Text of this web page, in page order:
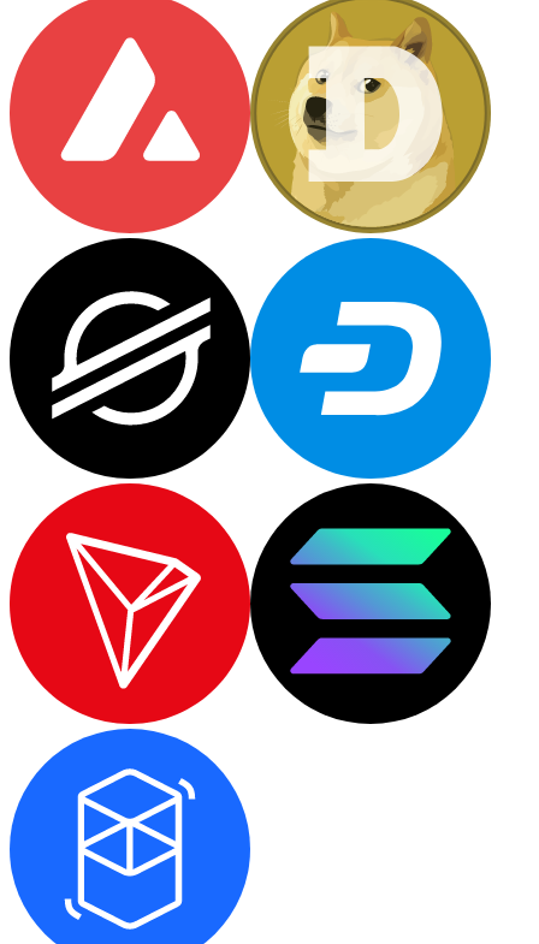
Litecoin
XRP
XRP
Vedi tutto
Buoni cripto
Acquista criptovalute in contanti e altri mezzi di
Acquista con contanti
Bonifico SEPA
Aggiungi fondi al tuo conto Bitnovo o fai acquisti
Acquista con bonifico bancario
Carta di credito / debito